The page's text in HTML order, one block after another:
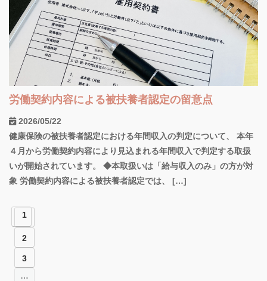
労働契約内容による被扶養者認定の留意点
2026/05/22
健康保険の被扶養者認定における年間収入の判定について、 本年
４月から労働契約内容により見込まれる年間収入で判定する取扱
いが開始されています。 ◆本取扱いは「給与収入のみ」の方が対
象 労働契約内容による被扶養者認定では、 […]
1
2
3
…